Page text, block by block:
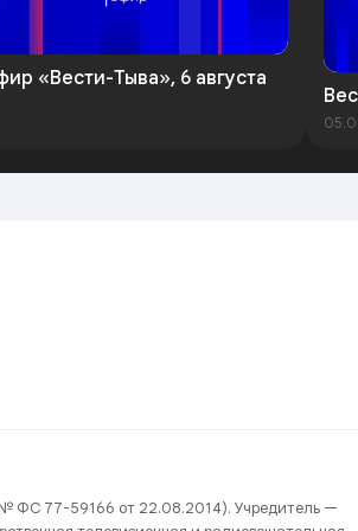
«Вести-Тыва», 6 августа
№ ФС 77-59166 от 22.08.2014). Учредитель —